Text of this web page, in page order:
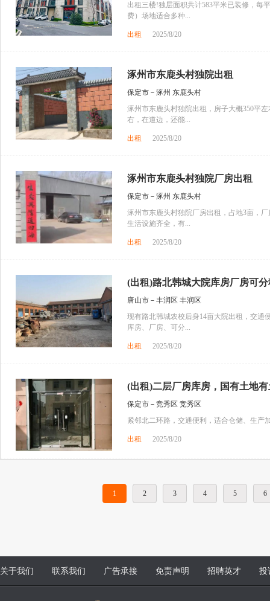
出租三楼!独层面积共计583平米已装修，每
费）场地适合多种...
出租 2025/8/20
涿州市东鹿头村独院出租
保定市－涿州 东鹿头村
涿州市东鹿头村独院出租，房子大概350平
右，在道边，还能...
出租 2025/8/20
涿州市东鹿头村独院厂房出租
保定市－涿州 东鹿头村
涿州市东鹿头村独院厂房出租，占地3亩，
生活设施齐全，有...
出租 2025/8/20
(出租)路北韩城大院库房厂房可分
唐山市－丰润区 丰润区
现有路北韩城农校后身14亩大院出租，交通
库房、厂房、可分...
出租 2025/8/20
(出租)二层厂房库房，国有土地
保定市－竞秀区 竞秀区
紧邻北二环路，交通便利，适合仓储、生产
出租 2025/8/20
1 2 3 4 5 6
关于我们 联系我们 广告承接 免责声明 招聘英才 投